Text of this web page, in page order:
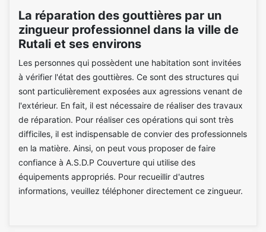
La réparation des gouttières par un
zingueur professionnel dans la ville de
Rutali et ses environs
Les personnes qui possèdent une habitation sont invitées
à vérifier l'état des gouttières. Ce sont des structures qui
sont particulièrement exposées aux agressions venant de
l'extérieur. En fait, il est nécessaire de réaliser des travaux
de réparation. Pour réaliser ces opérations qui sont très
difficiles, il est indispensable de convier des professionnels
en la matière. Ainsi, on peut vous proposer de faire
confiance à A.S.D.P Couverture qui utilise des
équipements appropriés. Pour recueillir d'autres
informations, veuillez téléphoner directement ce zingueur.